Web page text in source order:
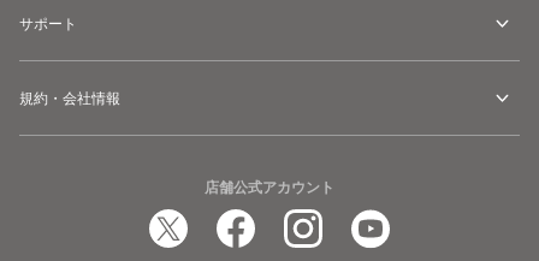
サポート
規約・会社情報
店舗公式アカウント